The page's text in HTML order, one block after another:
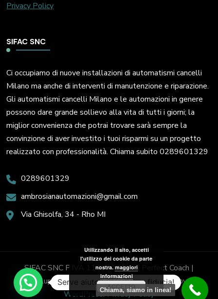
Privacy Policy
SIFAC SNC
Ci occupiamo di nuove installazioni di automatismi cancelli
Milano ma anche di interventi di manutenzione e riparazione.
Gli automatismi cancelli Milano e le automazioni in genere
possono dare grande sollievo alla vita di tutti i giorni; la
miglior convenienza che potrai trovare sarà sempre la
convinzione di aver investito i tuoi risparmi su un progetto
realizzato con professionalità. Chiama subito 0289601329
0289601329
ambrosianautomazioni@gmail.com
Via Ghisolfa, 34 - Rho MI
SIFAC SNC P.IVA 11437470153
Perfect Coach |
Sviluppato da Blossom Themes. Powered by
WordPress. Privacy Policy
Serve aiuto? Chiedi con fiducia!
Chiama, siamo in linea!
Utilizzando il sito, accetti
l'utilizzo dei cookie da parte
nostra. maggiori
informazioni
ACCETTO